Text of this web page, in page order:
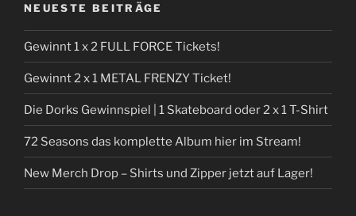
NEUESTE BEITRÄGE
Gewinnt 1 x 2 FULL FORCE Tickets!
Gewinnt 2 x 1 METAL FRENZY Ticket!
Die Dorks Gewinnspiel | 1 Skateboard oder 2 x 1 T-Shirt
72 Seasons das komplette Album hier im Stream!
New Merch Drop – Shirts und Zipper jetzt auf Lager!